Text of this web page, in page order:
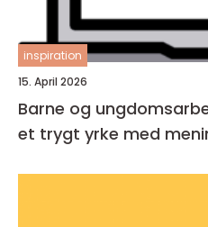
inspiration
15. April 2026
Barne og ungdomsarbeider
et trygt yrke med